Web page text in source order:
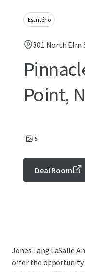
Escritório
801 North Elm
Point,
5
Deal Room
Jones Lang LaSalle
offer the opportunity